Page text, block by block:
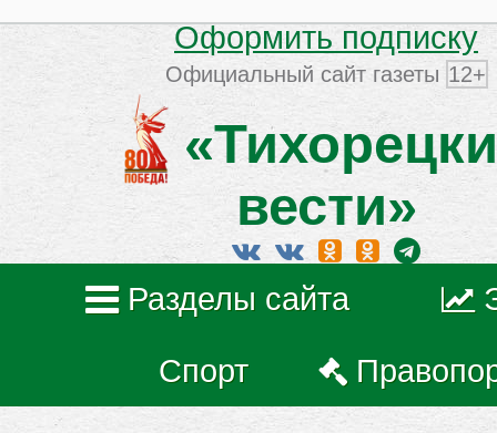
Оформить подписку
Официальный сайт газеты 12+
вести»
Разделы сайта
Спорт